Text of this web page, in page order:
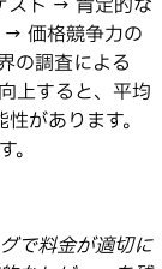
スト → 肯定的な
価格競争力の
の調査による
上すると、平均
があります。
で料金が適切に